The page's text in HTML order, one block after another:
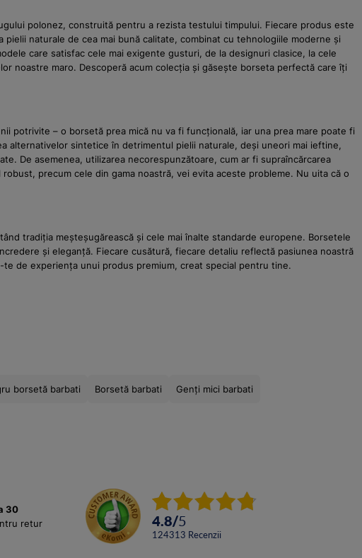
polonez, construită pentru a rezista testului timpului. Fiecare produs este
naturale de cea mai bună calitate, combinat cu tehnologiile moderne și
care satisfac cele mai exigente gusturi, de la designuri clasice, la cele
noastre maro. Descoperă acum colecția și găsește borseta perfectă care îți
potrivite – o borsetă prea mică nu va fi funcțională, iar una prea mare poate fi
alternativelor sintetice în detrimentul pielii naturale, deși uneori mai ieftine,
De asemenea, utilizarea necorespunzătoare, cum ar fi supraîncărcarea
precum cele din gama noastră, vei evita aceste probleme. Nu uita că o
tradiția meșteșugărească și cele mai înalte standarde europene. Borsetele
și eleganță. Fiecare cusătură, fiecare detaliu reflectă pasiunea noastră
de experiența unui produs premium, creat special pentru tine.
borsetă barbati Borsetă barbati Genți mici barbati
30
retur
4.8/5
124313 Recenzii